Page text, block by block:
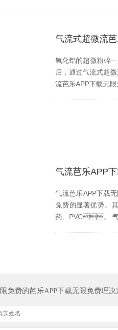
气流式超微流
氧化铝的超微粉碎一
后，通过气流式超
流芭乐APP下载无
气流芭乐APP
气流芭乐APP下载无
免费的显著优势。其
药、PVC。
限免费的芭乐APP下载无限免费理